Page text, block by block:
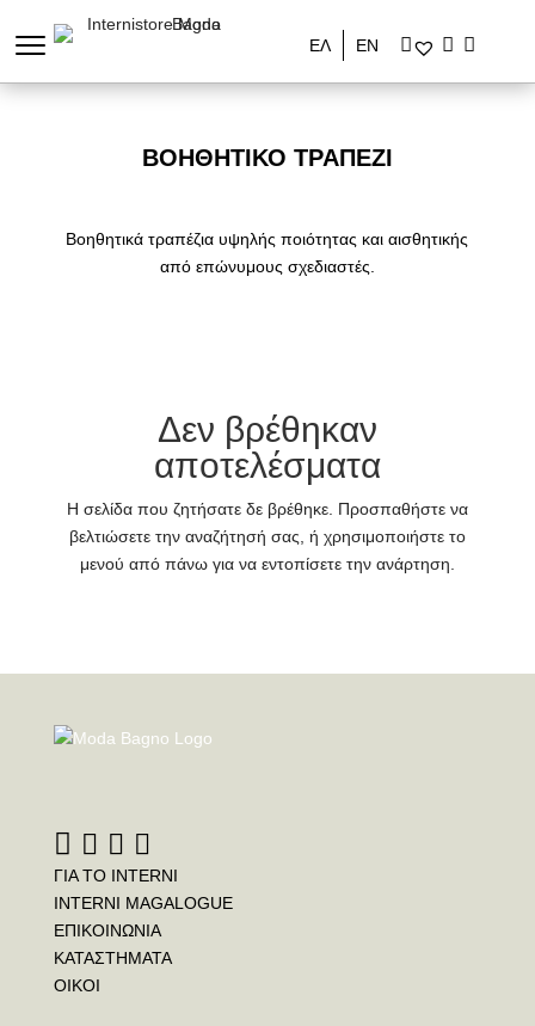
ΕΛ ΕΝ
ΒΟΗΘΗΤΙΚΌ ΤΡΑΠΈΖΙ
Βοηθητικά τραπέζια υψηλής ποιότητας και αισθητικής
από επώνυμους σχεδιαστές.
Δεν βρέθηκαν
αποτελέσματα
Η σελίδα που ζητήσατε δε βρέθηκε. Προσπαθήστε να
βελτιώσετε την αναζήτησή σας, ή χρησιμοποιήστε το
μενού από πάνω για να εντοπίσετε την ανάρτηση.
ΓΙΑ ΤΟ INTERNI
INTERNI MAGALOGUE
ΕΠΙΚΟΙΝΩΝΙΑ
ΚΑΤΑΣΤΗΜΑΤΑ
ΟΙΚΟΙ